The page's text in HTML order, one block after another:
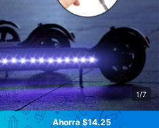
1/7
Ahorra $14.25